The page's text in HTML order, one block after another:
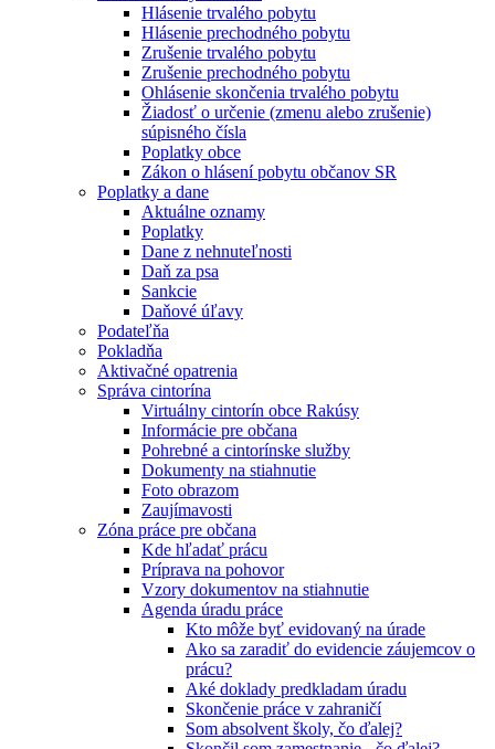
Hlásenie trvalého pobytu
Hlásenie prechodného pobytu
Zrušenie trvalého pobytu
Zrušenie prechodného pobytu
Ohlásenie skončenia trvalého pobytu
Žiadosť o určenie (zmenu alebo zrušenie)
súpisného čísla
Poplatky obce
Zákon o hlásení pobytu občanov SR
Poplatky a dane
Aktuálne oznamy
Poplatky
Dane z nehnuteľnosti
Daň za psa
Sankcie
Daňové úľavy
Podateľňa
Pokladňa
Aktivačné opatrenia
Správa cintorína
Virtuálny cintorín obce Rakúsy
Informácie pre občana
Pohrebné a cintorínske služby
Dokumenty na stiahnutie
Foto obrazom
Zaujímavosti
Zóna práce pre občana
Kde hľadať prácu
Príprava na pohovor
Vzory dokumentov na stiahnutie
Agenda úradu práce
Kto môže byť evidovaný na úrade
Ako sa zaradiť do evidencie záujemcov o
prácu?
Aké doklady predkladam úradu
Skončenie práce v zahraničí
Som absolvent školy, čo ďalej?